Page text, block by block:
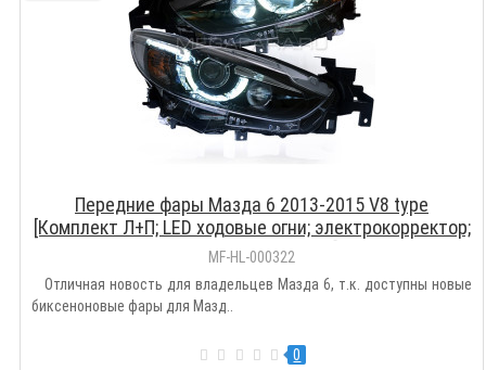
Передние фары Мазда 6 2013-2015 V8 type
[Комплект Л+П; LED ходовые огни; электрокорректор;
биксеноновая линза]
MF-HL-000322
Отличная новость для владельцев Мазда 6, т.к. доступны новые
биксеноновые фары для Мазд..
0